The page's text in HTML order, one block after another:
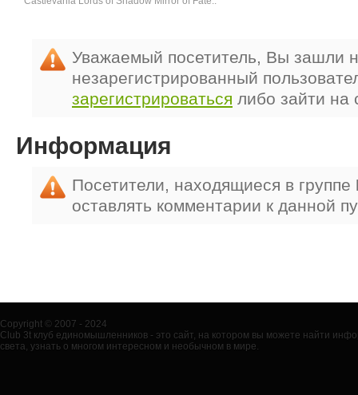
Уважаемый посетитель, Вы зашли
незарегистрированный
зарегистрироваться либо зайти на
Информация
Посетители, находящиеся в группе
оставлять комментарии к данной
Copyright © 2007 - 2024
Club 3t клуб единомышленников - это сайт, на котором вы можете найти
света, узнать о многом интересном и необычном в мире.